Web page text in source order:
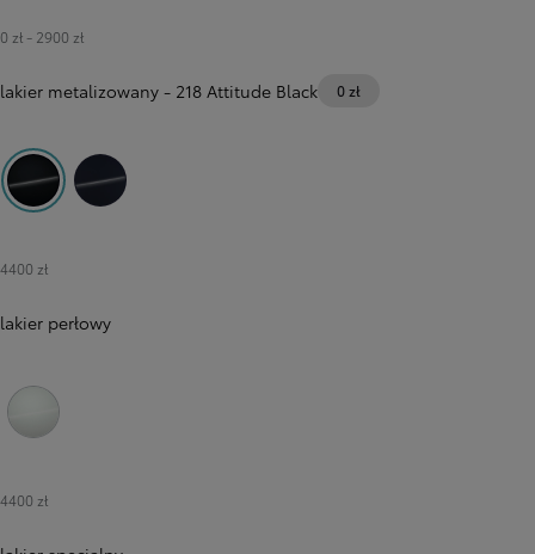
0 zł - 2900 zł
lakier metalizowany - 218 Attitude Black 0 zł
218 Attitude Black
4400 zł
lakier perłowy
4400 zł